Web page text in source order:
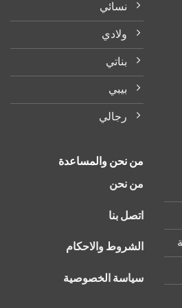
نسائي
ولادي
بناتي
بيبي
رجالي
من نحن والمساعدة
من نحن
اتصل بنا
الشروط والاحكام
سياسة الخصوصية